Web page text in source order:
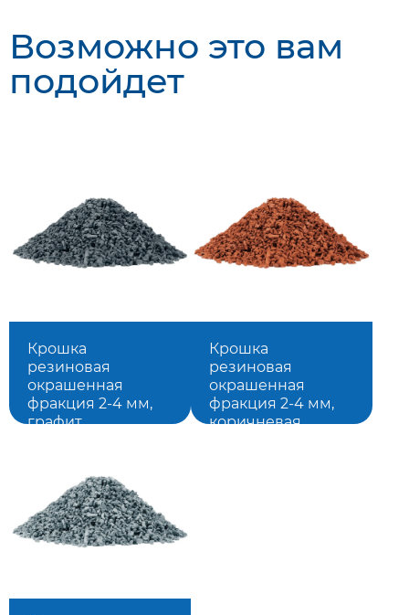
Возможно это вам
подойдет
Крошка
резиновая
окрашенная
фракция 2-4 мм,
графит
Подробнее
Крошка
резиновая
окрашенная
фракция 2-4 мм,
коричневая